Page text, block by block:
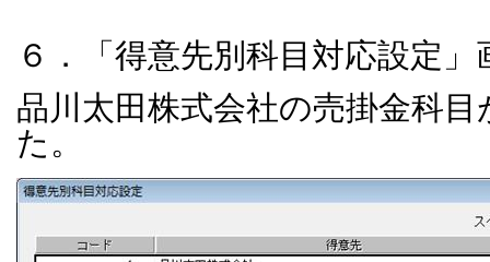
６．「得意先別科目対応設定
品川太田株式会社の売掛金科
た。